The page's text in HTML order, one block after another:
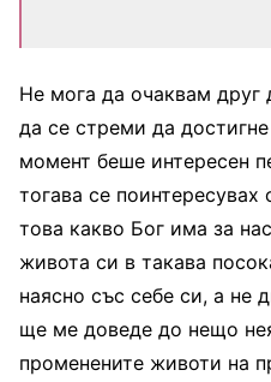
Не мога да очаквам друг
да се стреми да
момент беше интересен
тогава се поинтересувах
това какво Бог има за
живота си в такава
наясно със себе си, а не
ще ме доведе до нещо
променените животи на